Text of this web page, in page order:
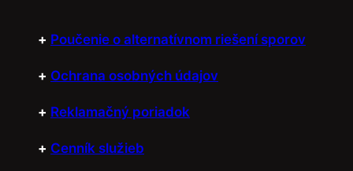
+ Poučenie o alternatívnom riešení sporov
+ Ochrana osobných údajov
+ Reklamačný poriadok
+ Cenník služieb